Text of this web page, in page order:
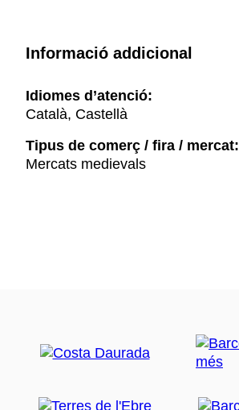
Informació addicional
Idiomes d’atenció:
Català, Castellà
Tipus de comerç / fira / mercat:
Mercats medievals